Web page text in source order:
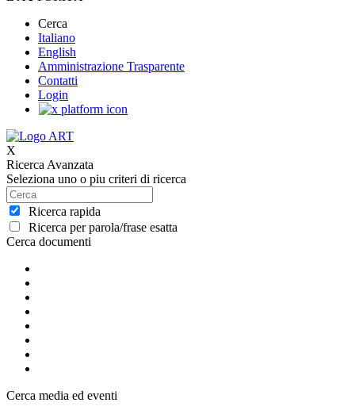
Cerca
Italiano
English
Amministrazione Trasparente
Contatti
Login
X
Ricerca Avanzata
Seleziona uno o piu criteri di ricerca
Ricerca rapida
Ricerca per parola/frase esatta
Cerca documenti
Cerca media ed eventi